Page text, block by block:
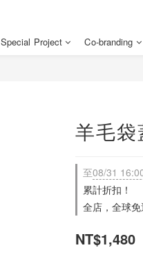
Special Project Co-branding
羊毛
至08/31
累計折扣！
全店，全球
NT$1,480